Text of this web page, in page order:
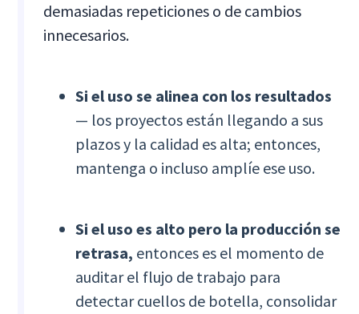
demasiadas repeticiones o de cambios
innecesarios.
Si el uso se alinea con los resultados
— los proyectos están llegando a sus
plazos y la calidad es alta; entonces,
mantenga o incluso amplíe ese uso.
Si el uso es alto pero la producción se
retrasa, entonces es el momento de
auditar el flujo de trabajo para
detectar cuellos de botella, consolidar